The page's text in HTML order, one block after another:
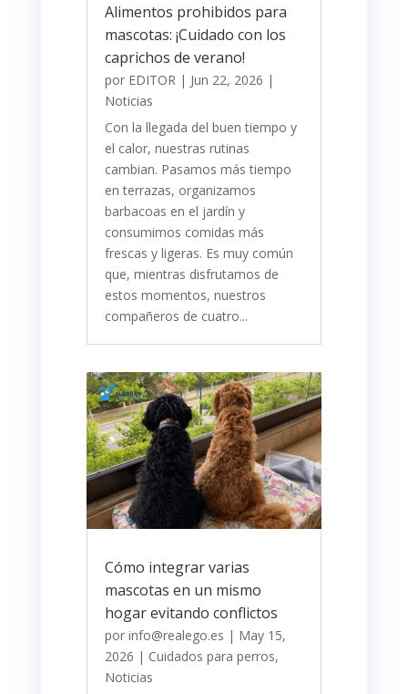
Alimentos prohibidos para
mascotas: ¡Cuidado con los
caprichos de verano!
por EDITOR| Jun 22, 2026 |
Noticias
Con la llegada del buen tiempo y
el calor, nuestras rutinas
cambian. Pasamos más tiempo
en terrazas, organizamos
barbacoas en el jardín y
consumimos comidas más
frescas y ligeras. Es muy común
que, mientras disfrutamos de
estos momentos, nuestros
compañeros de cuatro...
Cómo integrar varias
mascotas en un mismo
hogar evitando conflictos
por info@realego.es | May 15,
2026 | Cuidados para perros,
Noticias